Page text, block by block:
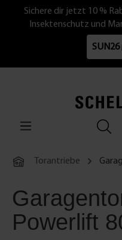
Sichere dir jetzt 10 %
Insektenschutz und
SUN26
Torantriebe
Powerlift